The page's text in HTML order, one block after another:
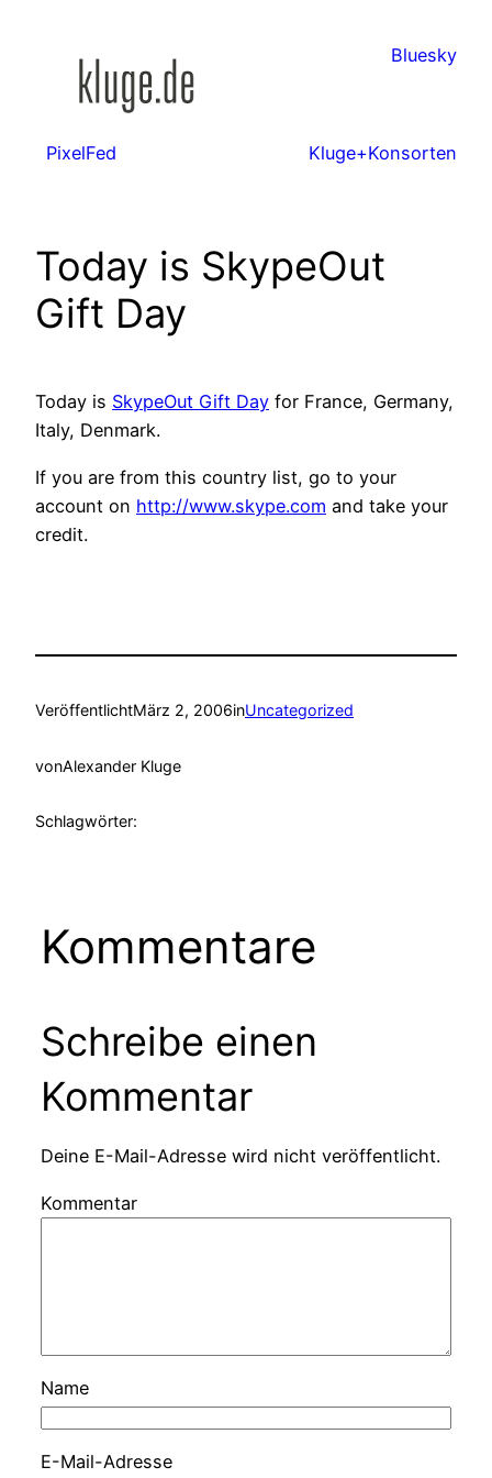
Bluesky
PixelFed Kluge+Konsorten
Today is SkypeOut
Gift Day
Today is SkypeOut Gift Day for France, Germany,
Italy, Denmark.
If you are from this country list, go to your
account on http://www.skype.com and take your
credit.
VeröffentlichtMärz 2, 2006inUncategorized
vonAlexander Kluge
Schlagwörter:
Kommentare
Schreibe einen
Kommentar
Deine E-Mail-Adresse wird nicht veröffentlicht.
Kommentar
Name
E-Mail-Adresse